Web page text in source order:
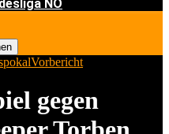
NO
Vorbericht
gegen